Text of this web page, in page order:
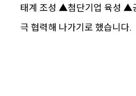
태계 조성 ▲첨단기업 육성 ▲
극 협력해 나가기로 했습니다.